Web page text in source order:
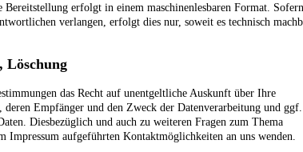
erfolgt in einem maschinenlesbaren Format. Sofern
verlangen, erfolgt dies nur, soweit es technisch
Löschung
das Recht auf unentgeltliche Auskunft über Ihre
deren Empfänger und den Zweck der Datenverarbeitung und ggf.
Diesbezüglich und auch zu weiteren Fragen zum Thema
Impressum aufgeführten Kontaktmöglichkeiten an uns wenden.